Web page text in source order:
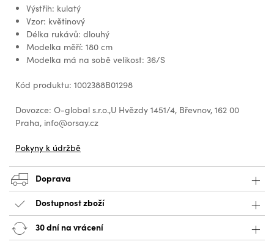
Výstřih: kulatý
Vzor: květinový
Délka rukávů: dlouhý
Modelka měří: 180 cm
Modelka má na sobě velikost: 36/S
Kód produktu: 1002388B01298
Dovozce: O-global s.r.o.,U Hvězdy 1451/4, Břevnov, 162 00
Praha, info@orsay.cz
Pokyny k údržbě
Doprava
Dostupnost zboží
30 dní na vrácení